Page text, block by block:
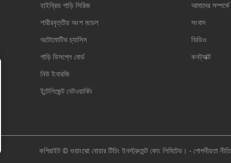
হাইব্রিড গাড়ি সিরিজ
শারীরবৃত্তীয় অংশ মডেল
অটোমোটিভ চ্যাসিস
গাড়ি ডিসপ্লে বোর্ড
নিউ ইনারজি
ইন্টেলিজেন্ট নেটওয়ার্কিং
আমাদের সম্পর্কে
সংবাদ
ভিডিও
কনট্যাক্ট
কপিরাইট © গুয়াংঝো বোয়ার টিচিং ইনস্ট্রুমেন্ট কোং লিমিটেড। - গোপনীয়তা নীতি